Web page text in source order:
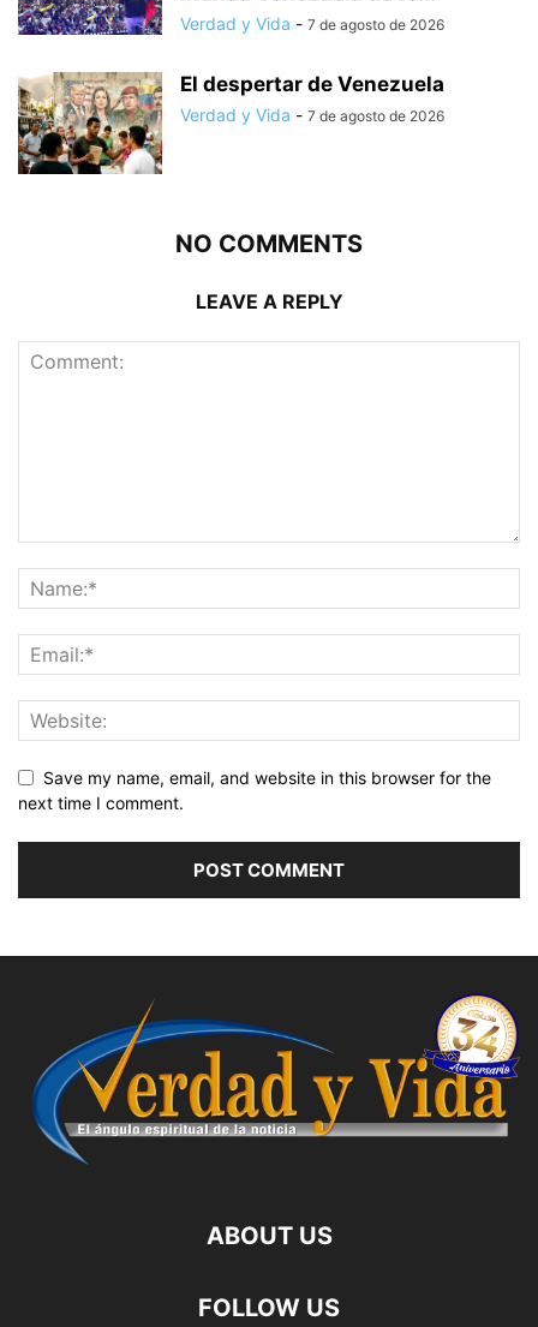
Verdad y Vida - 7 de agosto de 2026
El despertar de Venezuela
Verdad y Vida - 7 de agosto de 2026
NO COMMENTS
LEAVE A REPLY
Save my name, email, and website in this browser for the
next time I comment.
ABOUT US
FOLLOW US